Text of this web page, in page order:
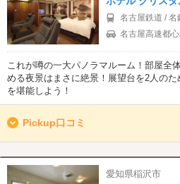
名古屋鉄道 / 名
名古屋高速都
これが噂の一大パノラマルーム！部屋全
める夜景はまさに絶景！展望台を2人の
を堪能しよう！
Pickup口コミ
愛知県稲沢市